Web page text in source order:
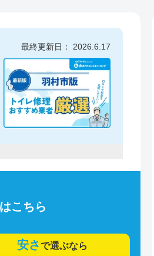
最終更新日： 2026.6.17
こちら
安さで選ぶなら